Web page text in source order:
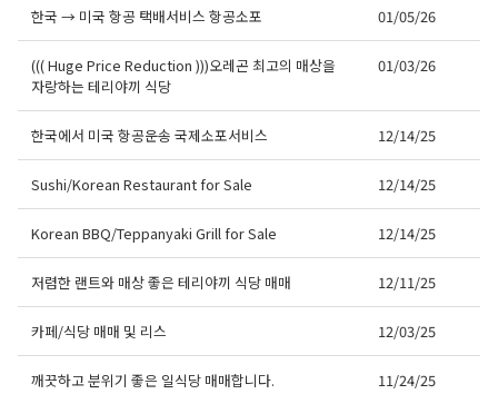
한국 → 미국 항공 택배서비스 항공소포 01/05/26
((( Huge Price Reduction )))오레곤 최고의 매상을
자랑하는 테리야끼 식당
01/03/26
한국에서 미국 항공운송 국제소포서비스 12/14/25
Sushi/Korean Restaurant for Sale 12/14/25
Korean BBQ/Teppanyaki Grill for Sale 12/14/25
저렴한 랜트와 매상 좋은 테리야끼 식당 매매 12/11/25
카페/식당 매매 및 리스 12/03/25
깨끗하고 분위기 좋은 일식당 매매합니다. 11/24/25